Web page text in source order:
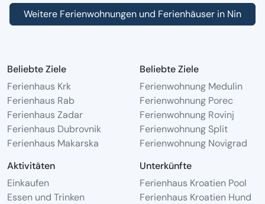
Weitere Ferienwohnungen und Ferienhäuser in Nin
Beliebte Ziele
Ferienhaus Krk
Ferienhaus Rab
Ferienhaus Zadar
Ferienhaus Dubrovnik
Ferienhaus Makarska
Beliebte Ziele
Ferienwohnung Medulin
Ferienwohnung Porec
Ferienwohnung Rovinj
Ferienwohnung Split
Ferienwohnung Novigrad
Aktivitäten
Einkaufen
Essen und Trinken
Unterkünfte
Ferienhaus Kroatien Pool
Ferienhaus Kroatien Hund